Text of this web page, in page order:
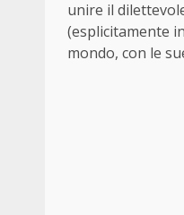
unire il
(esplicitamente
mondo, con le